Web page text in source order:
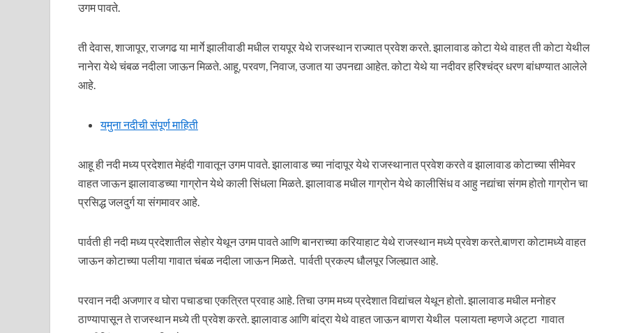
उगम पावते.
ती देवास, शाजापूर, राजगढ या मार्गे झालीवाडी मधील रायपूर येथे राजस्थान राज्यात प्रवेश करते. झालावाड कोटा येथे वाहत ती कोटा येथील
नानेरा येथे चंबळ नदीला जाऊन मिळते. आहू, परवण, निवाज, उजात या उपनद्या आहेत. कोटा येथे या नदीवर हरिश्चंद्र धरण बांधण्यात आलेले
आहे.
यमुना नदीची संपूर्ण माहिती
आहू ही नदी मध्य प्रदेशात मेहंदी गावातून उगम पावते. झालावाड च्या नांदापूर येथे राजस्थानात प्रवेश करते व झालावाड कोटाच्या सीमेवर
वाहत जाऊन झालावाडच्या गाग्रोन येथे काली सिंधला मिळते. झालावाड मधील गाग्रोन येथे कालीसिंध व आहु नद्यांचा संगम होतो गाग्रोन चा
प्रसिद्ध जलदुर्ग या संगमावर आहे.
पार्वती ही नदी मध्य प्रदेशातील सेहोर येथून उगम पावते आणि बानराच्या करियाहाट येथे राजस्थान मध्ये प्रवेश करते.बाणरा कोटामध्ये वाहत
जाऊन कोटाच्या पलीया गावात चंबळ नदीला जाऊन मिळते. पार्वती प्रकल्प धौलपूर जिल्ह्यात आहे.
परवान नदी अजणार व घोरा पचाडचा एकत्रित प्रवाह आहे. तिचा उगम मध्य प्रदेशात विद्यांचल येथून होतो. झालावाड मधील मनोहर
ठाण्यापासून ते राजस्थान मध्ये ती प्रवेश करते. झालावाड आणि बांद्रा येथे वाहत जाऊन बाणरा येथील पलायता म्हणजे अट्टा गावात